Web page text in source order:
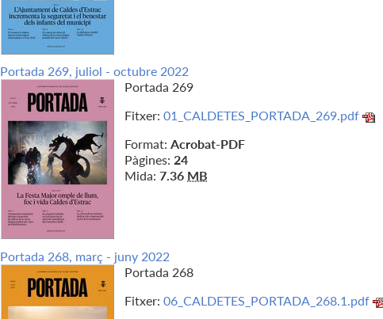
Portada 269, juliol - octubre 2022
Portada 269
Fitxer: 01_CALDETES_PORTADA_269.pdf
Format: Acrobat-PDF
Pàgines: 24
Mida: 7.36 MB
Portada 268, març - juny 2022
Portada 268
Fitxer: 06_CALDETES_PORTADA_268.1.pdf